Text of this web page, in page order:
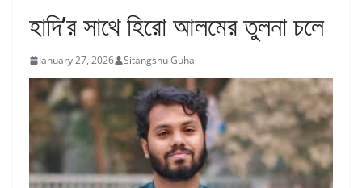
হাদি’র সাথে হিরো আলমের তুলনা চলে
January 27, 2026 Sitangshu Guha